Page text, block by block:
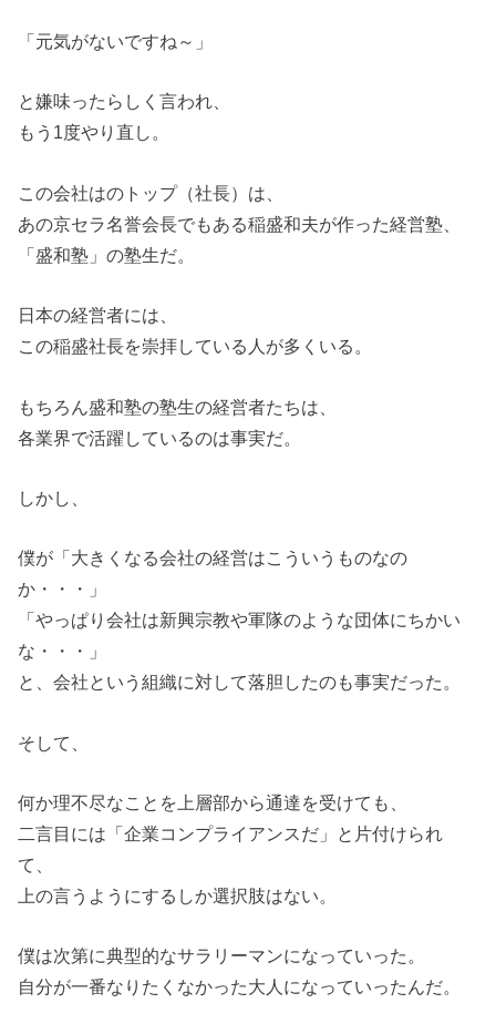
「元気がないですね～」
と嫌味ったらしく言われ、
もう1度やり直し。
この会社はのトップ（社長）は、
あの京セラ名誉会長でもある稲盛和夫が作った経営塾、
「盛和塾」の塾生だ。
日本の経営者には、
この稲盛社長を崇拝している人が多くいる。
もちろん盛和塾の塾生の経営者たちは、
各業界で活躍しているのは事実だ。
しかし、
僕が「大きくなる会社の経営はこういうものなの
か・・・」
「やっぱり会社は新興宗教や軍隊のような団体にちかい
な・・・」
と、会社という組織に対して落胆したのも事実だった。
そして、
何か理不尽なことを上層部から通達を受けても、
二言目には「企業コンプライアンスだ」と片付けられ
て、
上の言うようにするしか選択肢はない。
僕は次第に典型的なサラリーマンになっていった。
自分が一番なりたくなかった大人になっていったんだ。